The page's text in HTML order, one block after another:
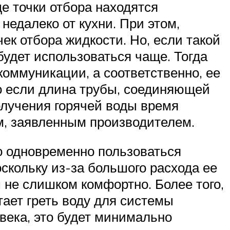
точки отбора находятся
от кухни. При этом,
отбора жидкости. Но, если такой
использоваться чаще. Тогда
а соответственно, ее
если длина трубы, соединяющей
горячей воды время
заявленным производителем.
пользоваться
из-за большого расхода ее
слишком комфортно. Более того,
греть воду для системы
это будет минимально